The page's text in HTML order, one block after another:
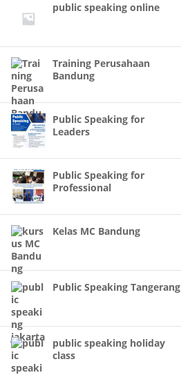
public speaking online
Training Perusahaan
Bandung
Public Speaking for
Leaders
Public Speaking for
Professional
Kelas MC Bandung
Public Speaking Tangerang
public speaking holiday
class